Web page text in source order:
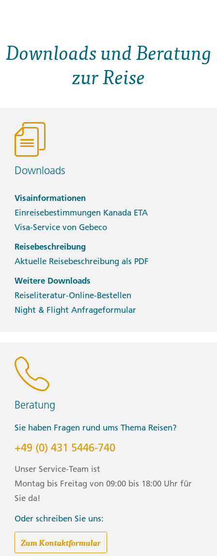
Downloads und Beratung
zur Reise
Downloads
Visainformationen
Einreisebestimmungen Kanada ETA
Visa-Service von Gebeco
Reisebeschreibung
Aktuelle Reisebeschreibung als PDF
Weitere Downloads
Reiseliteratur-Online-Bestellen
Night & Flight Anfrageformular
Beratung
Sie haben Fragen rund ums Thema Reisen?
+49 (0) 431 5446-740
Unser Service-Team ist
Montag bis Freitag von 09:00 bis 18:00 Uhr für
Sie da!
Oder schreiben Sie uns:
Zum Kontaktformular